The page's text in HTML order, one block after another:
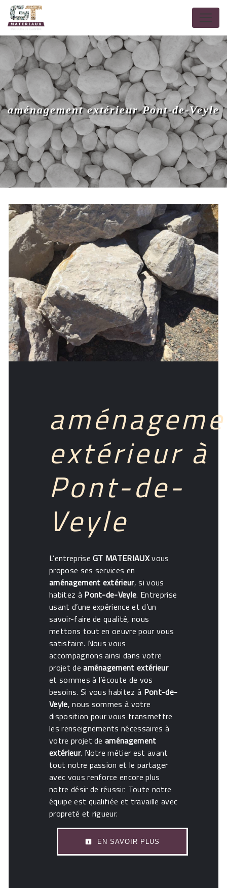
Panneau de gestion des cookies
aménagement extérieur Pont-de-Veyle
extérieur à
Pont-de-
Veyle
L’entrepriseGT MATERIAUXvous
propose ses services en
aménagement extérieur, si vous
habitez à Pont-de-Veyle. Entreprise
usant d’une expérience et d’un
savoir-faire de qualité, nous
mettons tout en oeuvre pour vous
satisfaire. Nous vous
accompagnons ainsi dans votre
projet deaménagement extérieur
et sommes à l’écoute de vos
besoins. Si vous habitez à Pont-de-
Veyle, nous sommes à votre
disposition pour vous transmettre
les renseignements nécessaires à
votre projet deaménagement
extérieur. Notre métier est avant
tout notre passion et le partager
avec vous renforce encore plus
notre désir de réussir. Toute notre
équipe est qualifiée et travaille avec
propreté et rigueur.
EN SAVOIR PLUS